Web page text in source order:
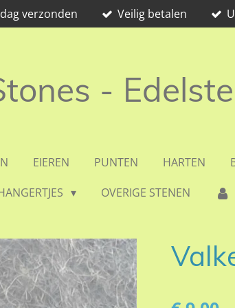
verzonden Veilig betalen
-
EIEREN PUNTEN HARTEN
OVERIGE STENEN